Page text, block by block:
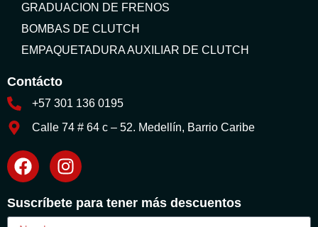
GRADUACION DE FRENOS
BOMBAS DE CLUTCH
EMPAQUETADURA AUXILIAR DE CLUTCH
Contácto
+57 301 136 0195
Calle 74 # 64 c – 52. Medellín, Barrio Caribe
Suscríbete para tener más descuentos